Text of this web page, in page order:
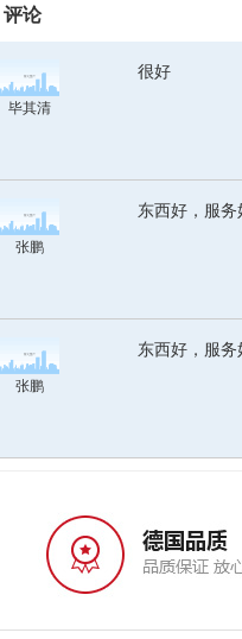
评论
毕其清
很好
张鹏
东西好，服
张鹏
东西好，服